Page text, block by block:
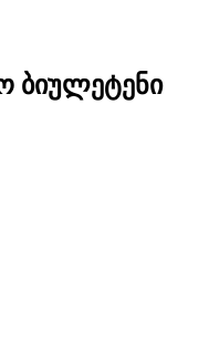
ბიულეტენი